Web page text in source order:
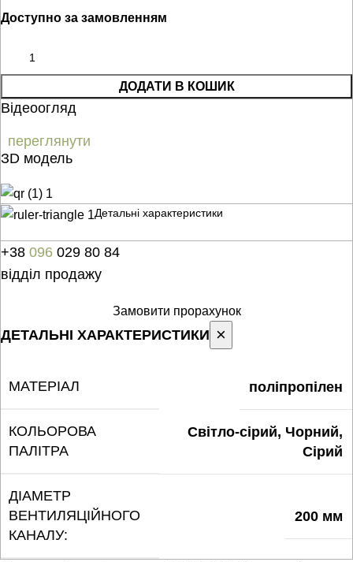
Доступно за замовленням
ДОДАТИ В КОШИК
Відеоогляд
переглянути
ЗD модель
Детальні характеристики
+38 096 029 80 84
відділ продажу
Замовити прорахунок
ДЕТАЛЬНІ ХАРАКТЕРИСТИКИ ×
МАТЕРІАЛ поліпропілен
КОЛЬОРОВА
ПАЛІТРА
Світло-сірий, Чорний,
Сірий
ДІАМЕТР
ВЕНТИЛЯЦІЙНОГО
КАНАЛУ:
200 мм